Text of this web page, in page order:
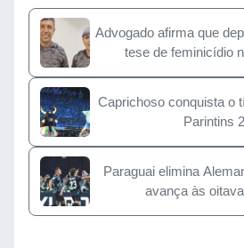
Advogado afirma que
tese de feminicídio
Caprichoso conquista o
Parintins
Paraguai elimina
avança às